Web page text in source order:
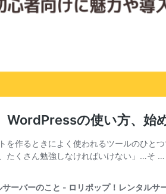
WordPressの使い方、始
を作るときによく使われるツールのひと
、たくさん勉強しなければいけない」…そ
ーバーのこと - ロリポップ！レンタルサ